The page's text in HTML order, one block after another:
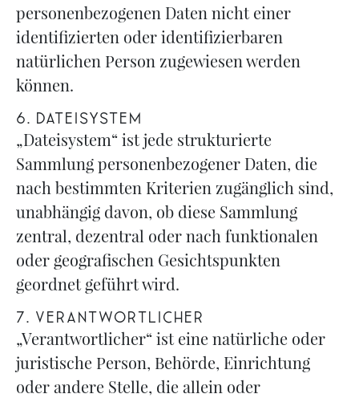
personenbezogenen Daten nicht einer
identifizierten oder identifizierbaren
natürlichen Person zugewiesen werden
können.
6. DATEISYSTEM
„Dateisystem“ ist jede strukturierte
Sammlung personenbezogener Daten, die
nach bestimmten Kriterien zugänglich sind,
unabhängig davon, ob diese Sammlung
zentral, dezentral oder nach funktionalen
oder geografischen Gesichtspunkten
geordnet geführt wird.
7. VERANTWORTLICHER
„Verantwortlicher“ ist eine natürliche oder
juristische Person, Behörde, Einrichtung
oder andere Stelle, die allein oder